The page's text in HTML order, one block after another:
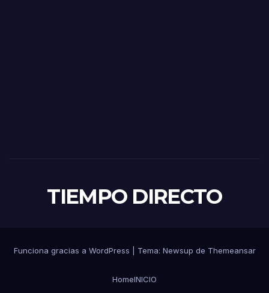
TIEMPO DIRECTO
Funciona gracias a WordPress Tema: Newsup de Themeansar
HomeINICIO